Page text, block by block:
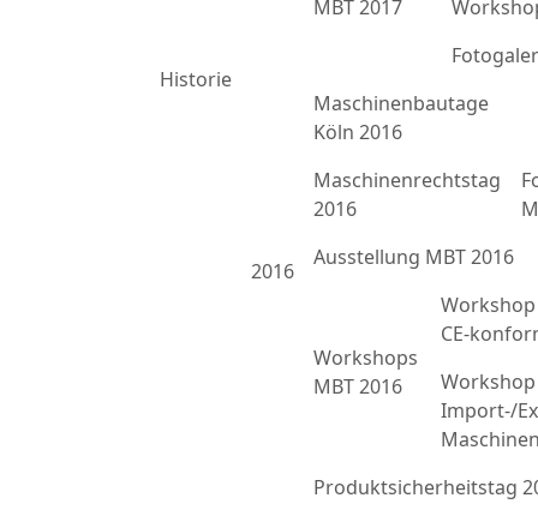
Historie
MBT 2017
2016
Maschinenbautage
Köln 2016
Maschinenrechtstag
2016
Ausstellung MBT 2016
Workshops
MBT 2016
CE-
Import-/
Produktsicherheitstag